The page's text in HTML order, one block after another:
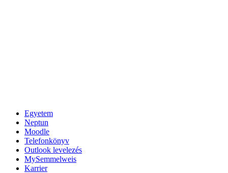
Egyetem
Neptun
Moodle
Telefonkönyv
Outlook levelezés
MySemmelweis
Karrier